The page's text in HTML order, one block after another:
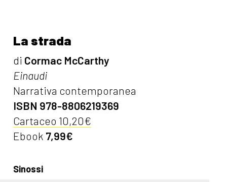
La strada
di Cormac McCarthy
Einaudi
Narrativa contemporanea
ISBN 978-8806219369
Cartaceo 10,20€
Ebook 7,99€
Sinossi